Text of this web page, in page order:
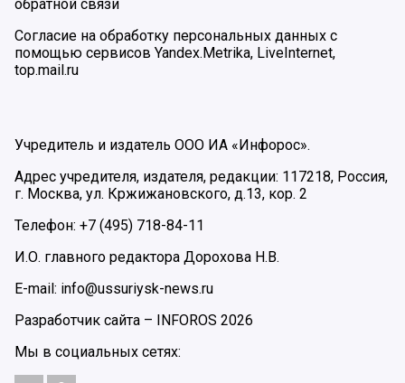
обратной связи
Согласие на обработку персональных данных с
помощью сервисов Yandex.Metrika, LiveInternet,
top.mail.ru
Учредитель и издатель ООО ИА «Инфорос».
Адрес учредителя, издателя, редакции: 117218, Россия,
г. Москва, ул. Кржижановского, д.13, кор. 2
Телефон: +7 (495) 718-84-11
И.О. главного редактора Дорохова Н.В.
E-mail: info@ussuriysk-news.ru
Разработчик сайта –
INFOROS 2026
Мы в социальных сетях: